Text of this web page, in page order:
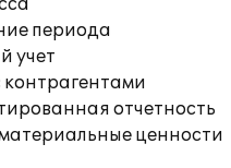
периода
учет
контрагентами
отчетность
ценности